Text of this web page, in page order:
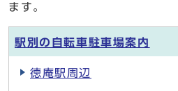
ます。
駅別の自転車駐車場案内
徳庵駅周辺